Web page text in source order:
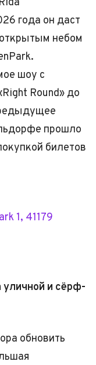
года он даст
небом
шоу с
Round» до
прошло
билетов
1, 41179
и сёрф-
обновить